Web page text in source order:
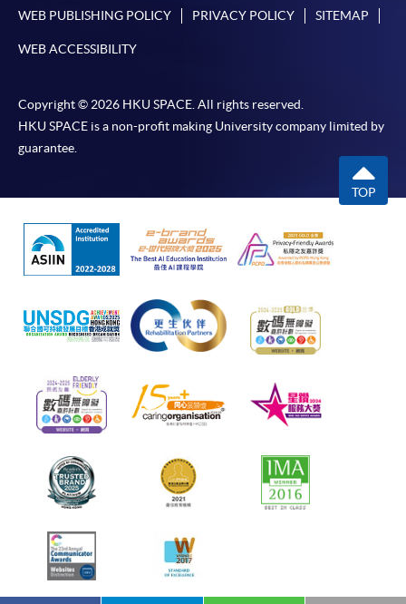
WEB PUBLISHING POLICY PRIVACY POLICY SITEMAP
WEB ACCESSIBILITY
Copyright © 2026 HKU SPACE. All rights reserved.
HKU SPACE is a non-profit making University company limited by
guarantee.
TOP